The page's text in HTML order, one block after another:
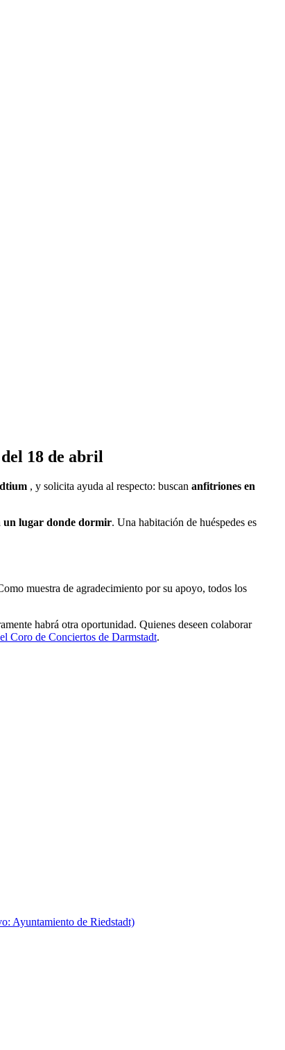
18 de abril
, y solicita ayuda al respecto: buscan anfitriones en
un lugar donde dormir. Una habitación de huéspedes es
muestra de agradecimiento por su apoyo, todos los
habrá otra oportunidad. Quienes deseen colaborar
Coro de Conciertos de Darmstadt.